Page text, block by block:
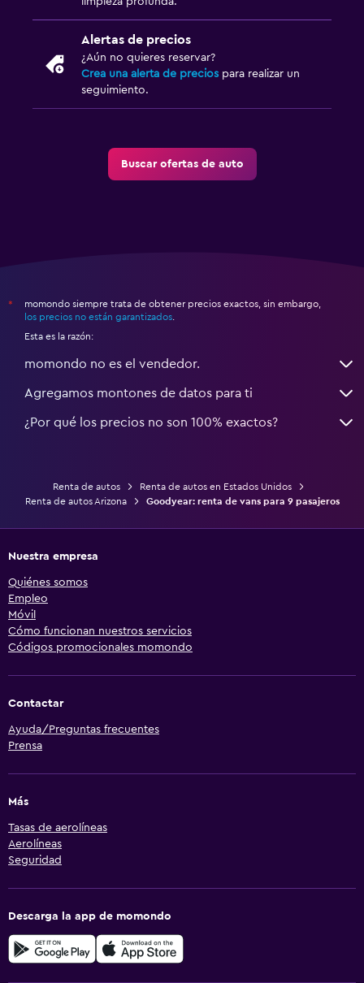
Alertas de precios
¿Aún no quieres reservar?
Crea una alerta de precios para realizar un
seguimiento.
Buscar ofertas de auto
*
momondo siempre trata de obtener precios exactos, sin embargo,
los precios no están garantizados.
Esta es la razón:
momondo no es el vendedor.
Agregamos montones de datos para ti
¿Por qué los precios no son 100% exactos?
Renta de autos
Renta de autos en Estados Unidos
Renta de autos Arizona
Goodyear: renta de vans para 9 pasajeros
Nuestra empresa
Quiénes somos
Empleo
Móvil
Cómo funcionan nuestros servicios
Códigos promocionales momondo
Contactar
Ayuda/Preguntas frecuentes
Prensa
Más
Tasas de aerolíneas
Aerolíneas
Seguridad
Descarga la app de momondo